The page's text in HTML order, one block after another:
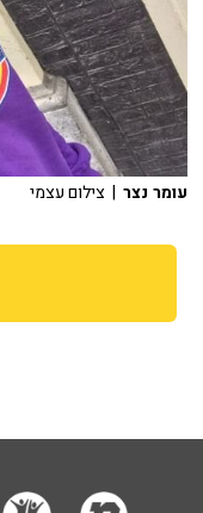
עומר נצר | צילום עצמי